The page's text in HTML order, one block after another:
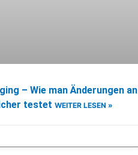
– Wie man Änderungen an
testet WEITER LESEN »